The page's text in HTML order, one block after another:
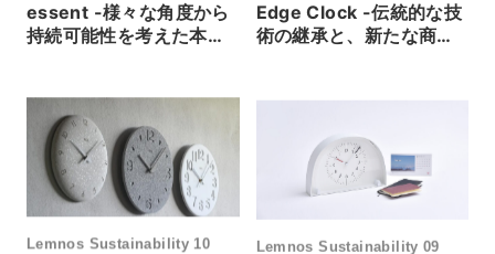
essent -様々な角度から
持続可能性を考えた本質
Edge Clock -伝統的な技
術の継承と、新たな商材
Lemnos Sustainability 10 Lemnos Sustainability 09